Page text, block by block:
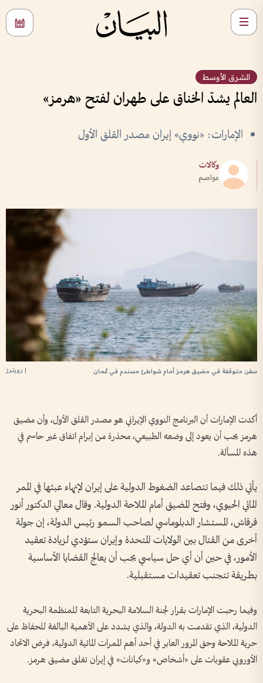
الشرق الأوسط
العالم يشدّ الخناق على طهران لفتح «هرمز»
الإمارات: «نووي» إيران مصدر القلق الأول
وكالات
عواصم
| رويترز سفن متوقفة في مضيق هرمز أمام شواطئ مسندم في عُمان
أكدت الإمارات أن البرنامج النووي الإيراني هو مصدر القلق الأول، وأن مضيق
هرمز يجب أن يعود إلى وضعه الطبيعي، محذرة من إبرام اتفاق غير حاسم في
هذه المسألة.
يأتي ذلك فيما تتصاعد الضغوط الدولية على إيران لإنهاء عبثها في الممر
المائي الحيوي، وفتح المضيق أمام الملاحة الدولية. وقال معالي الدكتور أنور
قرقاش، المستشار الدبلوماسي لصاحب السمو رئيس الدولة، إن جولة
أخرى من القتال بين الولايات المتحدة وإيران ستؤدي لزيادة تعقيد
الأمور، ⁠في حين أن أي حل ⁠سياسي يجب ⁠أن يعالج القضايا ⁠الأساسية ​
بطريقة تتجنب ⁠تعقيدات ​مستقبلية.
وفيما رحبت الإمارات بقرار لجنة السلامة البحرية التابعة للمنظمة البحرية
الدولية، الذي تقدمت به الدولة، والذي يشدد على الأهمية البالغة للحفاظ على
حرية الملاحة وحق المرور العابر في أحد أهم الممرات المائية الدولية، فرض الاتحاد
الأوروبي عقوبات على «أشخاص» و«كيانات» في إيران تغلق مضيق هرمز.